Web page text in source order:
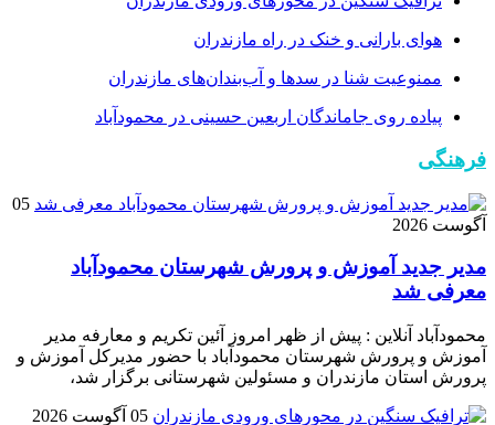
هوای بارانی و خنک در راه مازندران
ممنوعیت شنا در سدها و آب‌بندان‌‌های مازندران
پیاده روی جاماندگان اربعین حسینی در محمودآباد
فرهنگی
05
آگوست 2026
مدیر جدید آموزش و پرورش شهرستان محمودآباد
معرفی شد
محمودآباد آنلاین : پیش از ظهر امروز آئین تکریم و معارفه مدیر
آموزش و پرورش شهرستان محمودآباد با حضور مدیرکل آموزش و
پرورش استان مازندران و مسئولین شهرستانی برگزار شد،
05 آگوست 2026